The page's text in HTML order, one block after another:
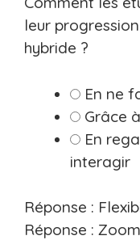
leur
hybride ?
En ne
Grâce
En
interagir
Réponse :
Réponse : Zoom